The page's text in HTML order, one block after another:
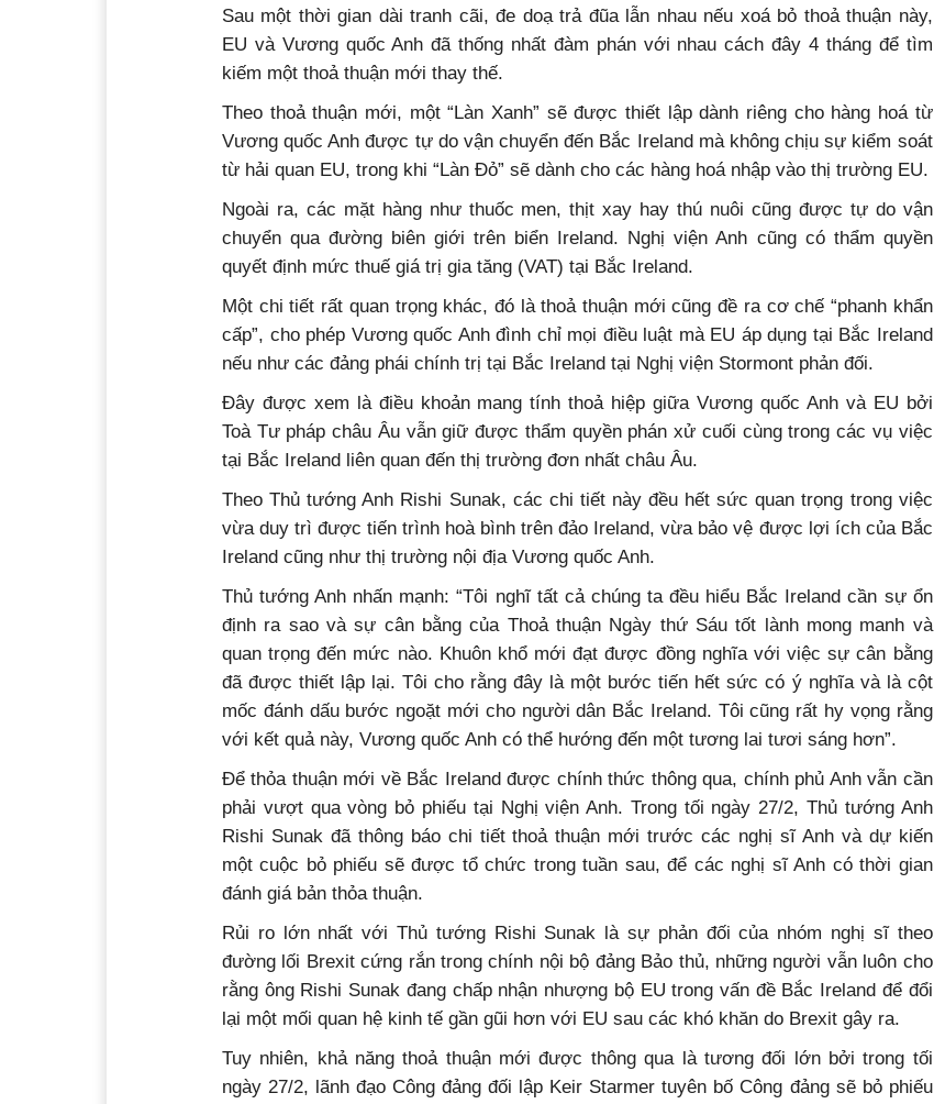
Sau một thời gian dài tranh cãi, đe doạ trả đũa lẫn nhau nếu xoá bỏ thoả thuận này,
EU và Vương quốc Anh đã thống nhất đàm phán với nhau cách đây 4 tháng để tìm
kiếm một thoả thuận mới thay thế.
Theo thoả thuận mới, một “Làn Xanh” sẽ được thiết lập dành riêng cho hàng hoá từ
Vương quốc Anh được tự do vận chuyển đến Bắc Ireland mà không chịu sự kiểm soát
từ hải quan EU, trong khi “Làn Đỏ” sẽ dành cho các hàng hoá nhập vào thị trường EU.
Ngoài ra, các mặt hàng như thuốc men, thịt xay hay thú nuôi cũng được tự do vận
chuyển qua đường biên giới trên biển Ireland. Nghị viện Anh cũng có thẩm quyền
quyết định mức thuế giá trị gia tăng (VAT) tại Bắc Ireland.
Một chi tiết rất quan trọng khác, đó là thoả thuận mới cũng đề ra cơ chế “phanh khẩn
cấp”, cho phép Vương quốc Anh đình chỉ mọi điều luật mà EU áp dụng tại Bắc Ireland
nếu như các đảng phái chính trị tại Bắc Ireland tại Nghị viện Stormont phản đối.
Đây được xem là điều khoản mang tính thoả hiệp giữa Vương quốc Anh và EU bởi
Toà Tư pháp châu Âu vẫn giữ được thẩm quyền phán xử cuối cùng trong các vụ việc
tại Bắc Ireland liên quan đến thị trường đơn nhất châu Âu.
Theo Thủ tướng Anh Rishi Sunak, các chi tiết này đều hết sức quan trọng trong việc
vừa duy trì được tiến trình hoà bình trên đảo Ireland, vừa bảo vệ được lợi ích của Bắc
Ireland cũng như thị trường nội địa Vương quốc Anh.
Thủ tướng Anh nhấn mạnh: “Tôi nghĩ tất cả chúng ta đều hiểu Bắc Ireland cần sự ổn
định ra sao và sự cân bằng của Thoả thuận Ngày thứ Sáu tốt lành mong manh và
quan trọng đến mức nào. Khuôn khổ mới đạt được đồng nghĩa với việc sự cân bằng
đã được thiết lập lại. Tôi cho rằng đây là một bước tiến hết sức có ý nghĩa và là cột
mốc đánh dấu bước ngoặt mới cho người dân Bắc Ireland. Tôi cũng rất hy vọng rằng
với kết quả này, Vương quốc Anh có thể hướng đến một tương lai tươi sáng hơn”.
Để thỏa thuận mới về Bắc Ireland được chính thức thông qua, chính phủ Anh vẫn cần
phải vượt qua vòng bỏ phiếu tại Nghị viện Anh. Trong tối ngày 27/2, Thủ tướng Anh
Rishi Sunak đã thông báo chi tiết thoả thuận mới trước các nghị sĩ Anh và dự kiến
một cuộc bỏ phiếu sẽ được tổ chức trong tuần sau, để các nghị sĩ Anh có thời gian
đánh giá bản thỏa thuận.
Rủi ro lớn nhất với Thủ tướng Rishi Sunak là sự phản đối của nhóm nghị sĩ theo
đường lối Brexit cứng rắn trong chính nội bộ đảng Bảo thủ, những người vẫn luôn cho
rằng ông Rishi Sunak đang chấp nhận nhượng bộ EU trong vấn đề Bắc Ireland để đổi
lại một mối quan hệ kinh tế gần gũi hơn với EU sau các khó khăn do Brexit gây ra.
Tuy nhiên, khả năng thoả thuận mới được thông qua là tương đối lớn bởi trong tối
ngày 27/2, lãnh đạo Công đảng đối lập Keir Starmer tuyên bố Công đảng sẽ bỏ phiếu